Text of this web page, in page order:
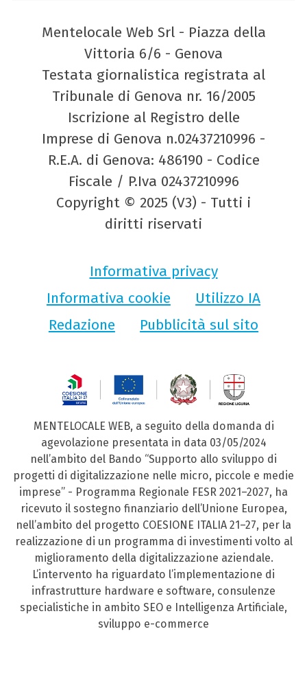
Mentelocale Web Srl - Piazza della
Vittoria 6/6 - Genova
Testata giornalistica registrata al
Tribunale di Genova nr. 16/2005
Iscrizione al Registro delle
Imprese di Genova n.02437210996 -
R.E.A. di Genova: 486190 - Codice
Fiscale / P.Iva 02437210996
Copyright © 2025 (V3) - Tutti i
diritti riservati
Informativa privacy
Informativa cookie
Utilizzo IA
Redazione
Pubblicità sul sito
MENTELOCALE WEB, a seguito della domanda di
agevolazione presentata in data 03/05/2024
nell’ambito del Bando “Supporto allo sviluppo di
progetti di digitalizzazione nelle micro, piccole e medie
imprese” - Programma Regionale FESR 2021–2027, ha
ricevuto il sostegno finanziario dell’Unione Europea,
nell’ambito del progetto COESIONE ITALIA 21–27, per la
realizzazione di un programma di investimenti volto al
miglioramento della digitalizzazione aziendale.
L’intervento ha riguardato l’implementazione di
infrastrutture hardware e software, consulenze
specialistiche in ambito SEO e Intelligenza Artificiale,
sviluppo e-commerce